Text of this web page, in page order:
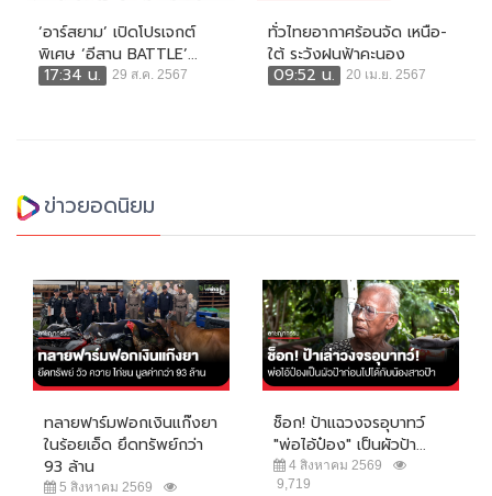
‘อาร์สยาม’ เปิดโปรเจกต์
พิเศษ ‘อีสาน BATTLE’...
17:34 น.
29 ส.ค. 2567
ทั่วไทยอากาศร้อนจัด เหนือ-
ใต้ ระวังฝนฟ้าคะนอง
09:52 น.
20 เม.ย. 2567
ข่าวยอดนิยม
ทลายฟาร์มฟอกเงินแก๊งยา
ในร้อยเอ็ด ยึดทรัพย์กว่า
93 ล้าน
5 สิงหาคม 2569
ช็อก! ป้าแฉวงจรอุบาทว์
"พ่อไอ้ป๋อง" เป็นผัวป้า...
4 สิงหาคม 2569
9,719